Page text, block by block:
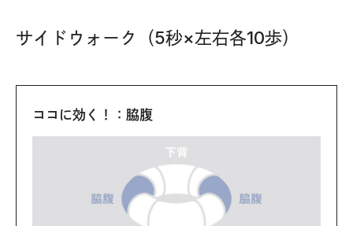
サイドウォーク（5秒×左右各10歩）
ココに効く！：脇腹